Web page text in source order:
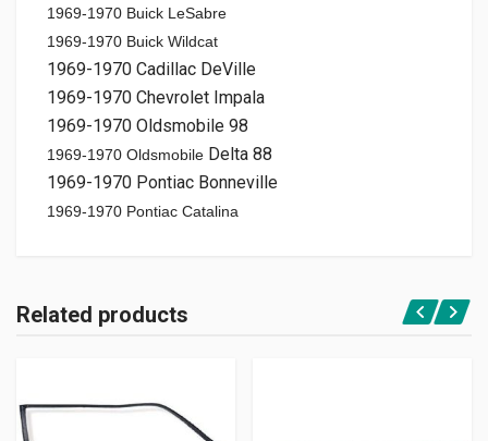
1969-1970 Buick LeSabre
1969-1970 Buick Wildcat
1969-1970 Cadillac DeVille
1969-1970 Chevrolet Impala
1969-1970 Oldsmobile 98
1969-1970 Oldsmobile Delta 88
1969-1970 Pontiac Bonneville
1969-1970 Pontiac Catalina
Related products